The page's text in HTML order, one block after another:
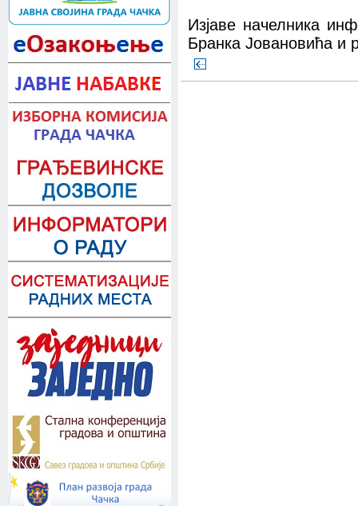
Изјаве начелника
Бранка Јовановића и